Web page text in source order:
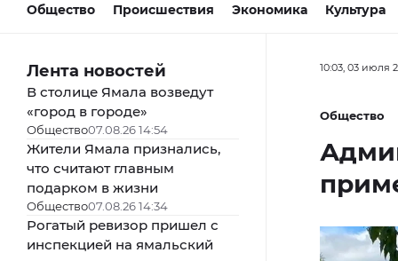
Общество Происшествия Экономика Культура
Лента новостей
В столице Ямала возведут
«город в городе»
Общество07.08.26 14:54
Жители Ямала признались,
что считают главным
подарком в жизни
Общество07.08.26 14:34
Рогатый ревизор пришел с
инспекцией на ямальский
10:03, 03 июля
Общество